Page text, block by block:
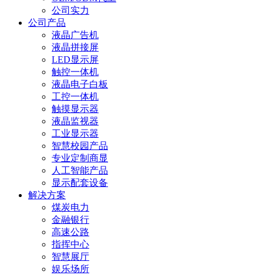
公司实力
公司产品
液晶广告机
液晶拼接屏
LED显示屏
触控一体机
液晶电子白板
工控一体机
触摸显示器
液晶监视器
工业显示器
智慧校园产品
专业定制商显
人工智能产品
显示配套设备
解决方案
煤炭电力
金融银行
高速公路
指挥中心
智慧展厅
娱乐场所